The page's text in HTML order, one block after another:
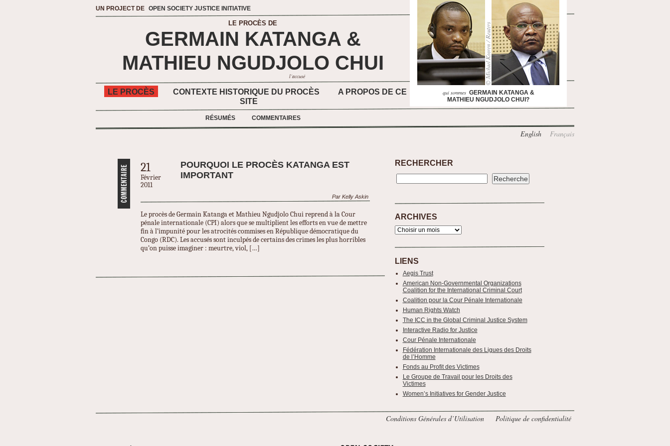
UN PROJECT DE OPEN SOCIETY JUSTICE INITIATIVE
LE PROCÈS DE
GERMAIN KATANGA &
MATHIEU NGUDJOLO CHUI
l’accusé
LE PROCÈS CONTEXTE HISTORIQUE DU PROCÈS
A PROPOS DE CE
SITE
RÉSUMÉS COMMENTAIRES
English Français
qui sommes GERMAIN KATANGA &
MATHIEU NGUDJOLO CHUI?
21
Février
2011
POURQUOI LE PROCÈS KATANGA EST
IMPORTANT
Par Kelly Askin
Le procès de Germain Katanga et Mathieu Ngudjolo Chui reprend à la Cour
pénale internationale (CPI) alors que se multiplient les efforts en vue de mettre
fin à l’impunité pour les atrocités commises en République démocratique du
Congo (RDC). Les accusés sont inculpés de certains des crimes les plus horribles
qu’on puisse imaginer : meurtre, viol, […]
RECHERCHER
ARCHIVES
LIENS
Aegis Trust
American Non-Governmental Organizations
Coalition for the International Criminal Court
Coalition pour la Cour Pénale Internationale
Human Rights Watch
The ICC in the Global Criminal Justice System
Interactive Radio for Justice
Cour Pénale Internationale
Fédération Internationale des Ligues des Droits
de l’Homme
Fonds au Profit des Victimes
Le Groupe de Travail pour les Droits des
Victimes
Women’s Initiatives for Gender Justice
Conditions Générales d’Utilisation Politique de confidentialité